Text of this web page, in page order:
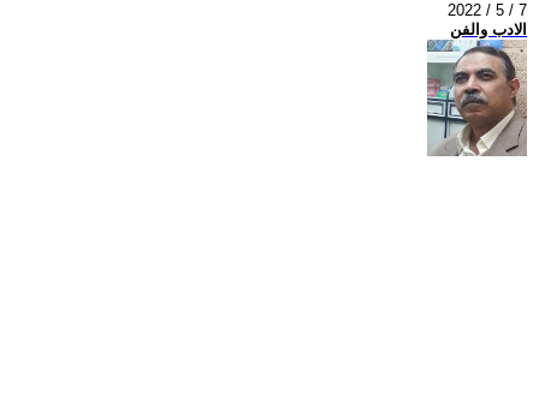
2022 / 5 / 7
الادب والفن